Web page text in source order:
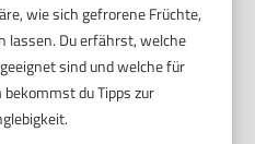
wie sich gefrorene Früchte,
lassen. Du erfährst, welche
sind und welche für
du Tipps zur